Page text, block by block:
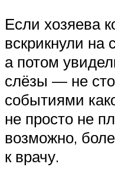
Если хозяева
вскрикнули на
а потом
слёзы — не
событиями
не просто не
возможно,
к врачу.